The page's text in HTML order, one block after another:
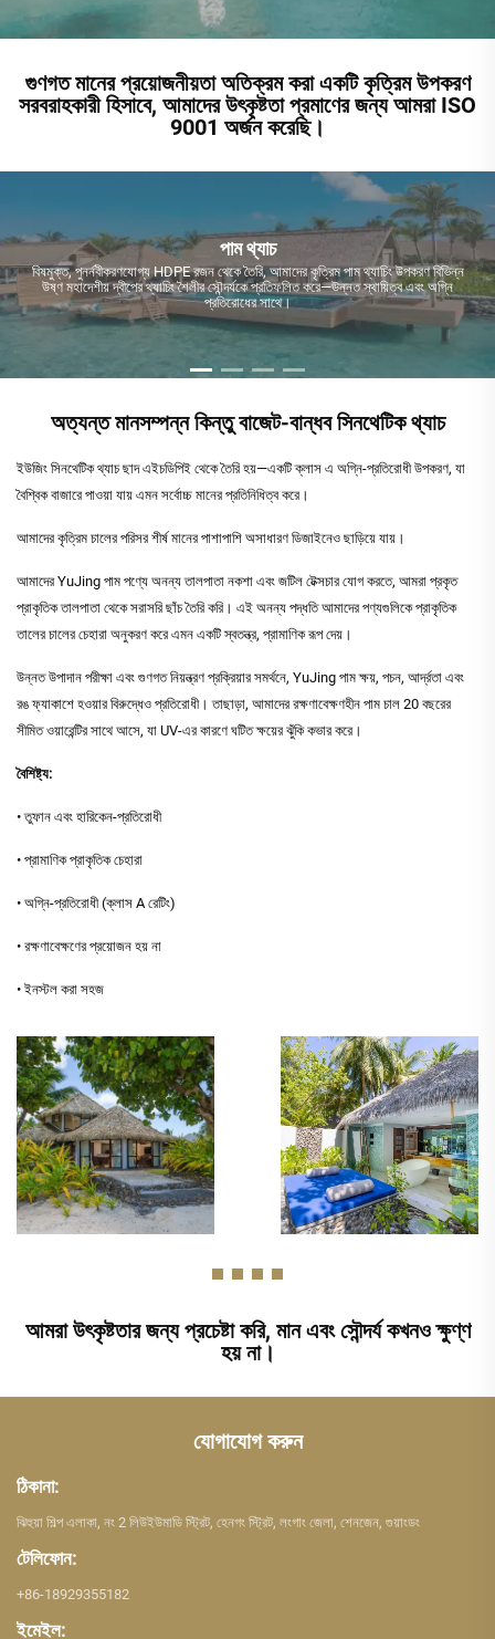
গুণগত মানের প্রয়োজনীয়তা অতিক্রম করা একটি কৃত্রিম উপকরণ
সরবরাহকারী হিসাবে, আমাদের উৎকৃষ্টতা প্রমাণের জন্য আমরা ISO
9001 অর্জন করেছি।
পাম থ্যাচ
বিষমুক্ত, পুনর্নবীকরণযোগ্য HDPE রজন থেকে তৈরি, আমাদের কৃত্রিম পাম থ্যাচিং উপকরণ বিভিন্ন
উষ্ণ মহাদেশীয় দ্বীপের থ্যাচিং শৈলীর সৌন্দর্যকে প্রতিফলিত করে—উন্নত স্থায়িত্ব এবং অগ্নি
প্রতিরোধের সাথে।
অত্যন্ত মানসম্পন্ন কিন্তু বাজেট-বান্ধব সিনথেটিক থ্যাচ
ইউজিং সিনথেটিক থ্যাচ ছাদ এইচডিপিই থেকে তৈরি হয়—একটি ক্লাস এ অগ্নি-প্রতিরোধী উপকরণ, যা
বৈশ্বিক বাজারে পাওয়া যায় এমন সর্বোচ্চ মানের প্রতিনিধিত্ব করে।
আমাদের কৃত্রিম চালের পরিসর শীর্ষ মানের পাশাপাশি অসাধারণ ডিজাইনেও ছাড়িয়ে যায়।
আমাদের YuJing পাম পণ্যে অনন্য তালপাতা নকশা এবং জটিল টেক্সচার যোগ করতে, আমরা প্রকৃত
প্রাকৃতিক তালপাতা থেকে সরাসরি ছাঁচ তৈরি করি। এই অনন্য পদ্ধতি আমাদের পণ্যগুলিকে প্রাকৃতিক
তালের চালের চেহারা অনুকরণ করে এমন একটি স্বতন্ত্র, প্রামাণিক রূপ দেয়।
উন্নত উপাদান পরীক্ষা এবং গুণগত নিয়ন্ত্রণ প্রক্রিয়ার সমর্থনে, YuJing পাম ক্ষয়, পচন, আর্দ্রতা এবং
রঙ ফ্যাকাশে হওয়ার বিরুদ্ধেও প্রতিরোধী। তাছাড়া, আমাদের রক্ষণাবেক্ষণহীন পাম চাল 20 বছরের
সীমিত ওয়ারেন্টির সাথে আসে, যা UV-এর কারণে ঘটিত ক্ষয়ের ঝুঁকি কভার করে।
বৈশিষ্ট্য:
• তুফান এবং হারিকেন-প্রতিরোধী
• প্রামাণিক প্রাকৃতিক চেহারা
• অগ্নি-প্রতিরোধী (ক্লাস A রেটিং)
• রক্ষণাবেক্ষণের প্রয়োজন হয় না
• ইনস্টল করা সহজ
আমরা উৎকৃষ্টতার জন্য প্রচেষ্টা করি, মান এবং সৌন্দর্য কখনও ক্ষুণ্ণ
হয় না।
যোগাযোগ করুন
ঠিকানা:
ঝিহুয়া শিল্প এলাকা, নং 2 লিউইউমাডি স্ট্রিট, হেনগং স্ট্রিট, লংগাং জেলা, শেনজেন, গুয়াংডং
টেলিফোন:
+86-18929355182
ইমেইল: